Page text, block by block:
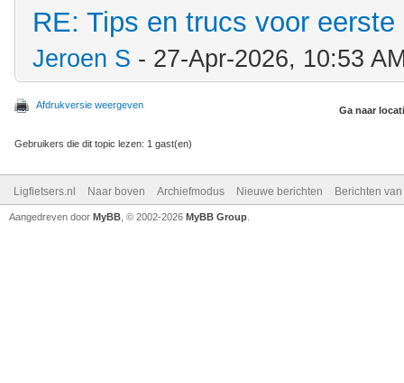
RE: Tips en trucs voor
Jeroen S - 27-Apr-2026, 10:53
Afdrukversie weergeven Ga naar
Gebruikers die dit topic lezen: 1 gast(en)
Ligfietsers.nl Naar boven Archiefmodus Nieuwe berichten Berichten
Aangedreven door MyBB , © 2002-2026 MyBB Group